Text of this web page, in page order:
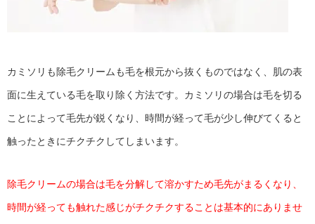
カミソリも除毛クリームも毛を根元から抜くものではなく、肌の表
面に生えている毛を取り除く方法です。カミソリの場合は毛を切る
ことによって毛先が鋭くなり、時間が経って毛が少し伸びてくると
触ったときにチクチクしてしまいます。
除毛クリームの場合は毛を分解して溶かすため毛先がまるくなり、
時間が経っても触れた感じがチクチクすることは基本的にありませ